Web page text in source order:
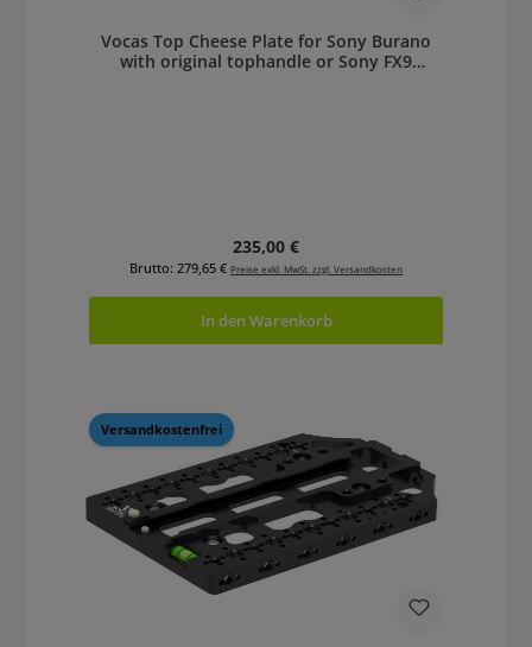
Vocas Top Cheese Plate for Sony Burano
with original tophandle or Sony FX9
Regulärer Preis:
235,00 €
Brutto: 279,65 € Preise exkl. MwSt. zzgl. Versandkosten
In den Warenkorb
Versandkostenfrei